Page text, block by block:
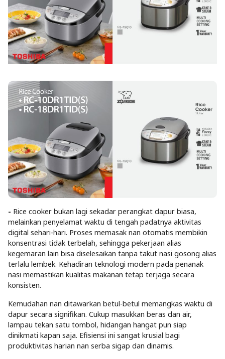
- Rice cooker bukan lagi sekadar perangkat dapur biasa,
melainkan penyelamat waktu di tengah padatnya aktivitas
digital sehari-hari. Proses memasak nan otomatis membikin
konsentrasi tidak terbelah, sehingga pekerjaan alias
kegemaran lain bisa diselesaikan tanpa takut nasi gosong alias
terlalu lembek. Kehadiran teknologi modern pada penanak
nasi memastikan kualitas makanan tetap terjaga secara
konsisten.
Kemudahan nan ditawarkan betul-betul memangkas waktu di
dapur secara signifikan. Cukup masukkan beras dan air,
lampau tekan satu tombol, hidangan hangat pun siap
dinikmati kapan saja. Efisiensi ini sangat krusial bagi
produktivitas harian nan serba sigap dan dinamis.